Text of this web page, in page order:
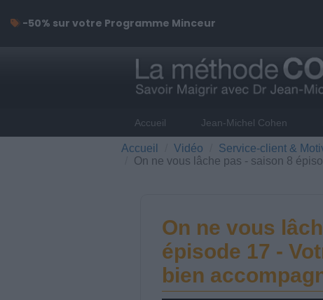
Accueil Jean-Michel Cohen
Accueil Vidéo
Service-client &
On ne vous lâche pas - saison 8
On ne vous
épisode 17 -
bien
-50% sur votre Programme Minceur